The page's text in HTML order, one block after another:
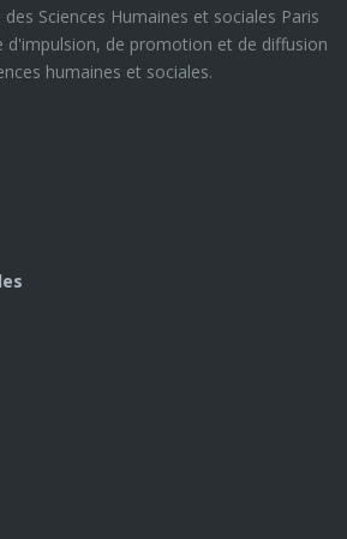
Sciences Humaines et sociales Paris
d'impulsion, de promotion et de diffusion
humaines et sociales.